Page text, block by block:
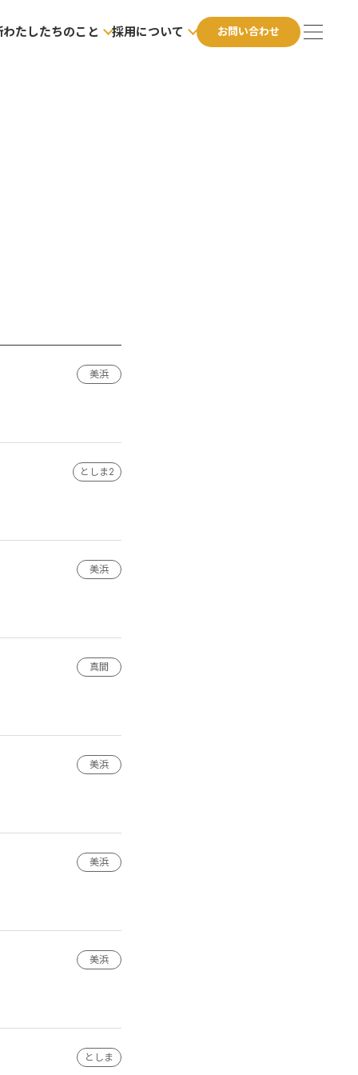
わたしたちのこと 採用について お問い合わせ
美浜
としま2
美浜
真間
美浜
美浜
美浜
としま